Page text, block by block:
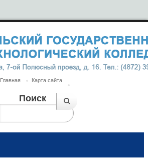
Главная Карта сайта
Поиск